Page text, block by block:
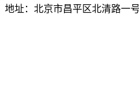
地址：北京市昌平区北清路一